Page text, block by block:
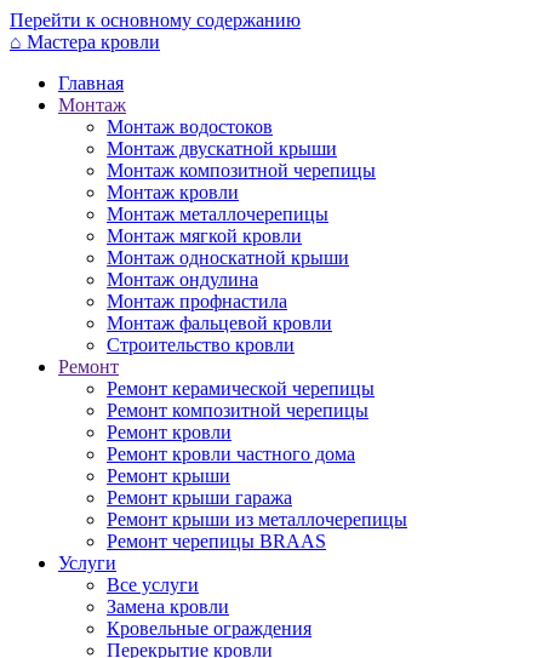
Перейти к основному содержанию
⌂ Мастера кровли
Главная
Монтаж
Монтаж водостоков
Монтаж двускатной крыши
Монтаж композитной черепицы
Монтаж кровли
Монтаж металлочерепицы
Монтаж мягкой кровли
Монтаж односкатной крыши
Монтаж ондулина
Монтаж профнастила
Монтаж фальцевой кровли
Строительство кровли
Ремонт
Ремонт керамической черепицы
Ремонт композитной черепицы
Ремонт кровли
Ремонт кровли частного дома
Ремонт крыши
Ремонт крыши гаража
Ремонт крыши из металлочерепицы
Ремонт черепицы BRAAS
Услуги
Все услуги
Замена кровли
Кровельные ограждения
Перекрытие кровли